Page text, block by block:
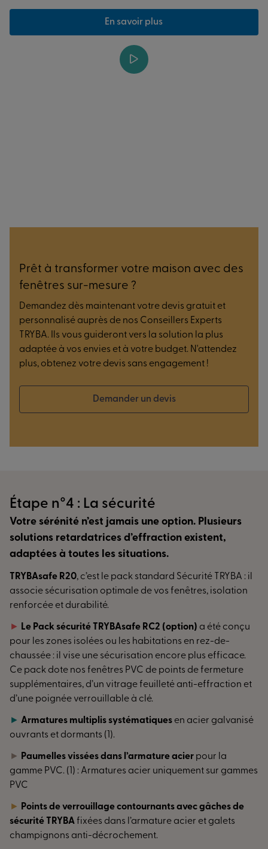
En savoir plus
Prêt à transformer votre maison avec des
fenêtres sur-mesure ?
Demandez dès maintenant votre devis gratuit et
personnalisé auprès de nos Conseillers Experts
TRYBA. Ils vous guideront vers la solution la plus
adaptée à vos envies et à votre budget. N'attendez
plus, obtenez votre devis sans engagement !
Demander un devis
Étape n°4 : La sécurité
Votre sérénité n’est jamais une option. Plusieurs
solutions retardatrices d’effraction existent,
adaptées à toutes les situations.
TRYBAsafe R20, c’est le pack standard Sécurité TRYBA : il
associe sécurisation optimale de vos fenêtres, isolation
renforcée et durabilité.
► Le Pack sécurité TRYBAsafe RC2 (option) a été conçu
pour les zones isolées ou les habitations en rez-de-
chaussée : il vise une sécurisation encore plus efficace.
Ce pack dote nos fenêtres PVC de points de fermeture
supplémentaires, d’un vitrage feuilleté anti-effraction et
d’une poignée verrouillable à clé.
► Armatures multiplis systématiques en acier galvanisé
ouvrants et dormants (1).
► Paumelles vissées dans l’armature acier pour la
gamme PVC. (1) : Armatures acier uniquement sur gammes
PVC
►
Points de verrouillage contournants avec gâches de
sécurité TRYBAfixées dans l’armature acier et galets
champignons anti-décrochement.